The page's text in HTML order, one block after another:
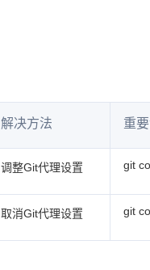
解决方法 重
调整Git代理设置 git
取消Git代理设置 git